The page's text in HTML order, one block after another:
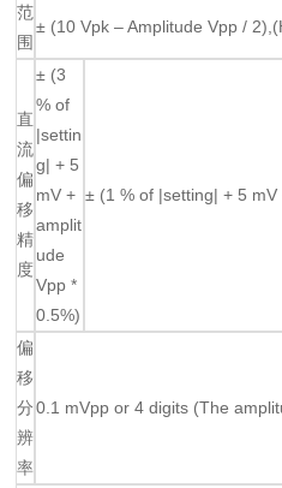
范
围
± (10 Vpk – Amplitude Vpp /
直
流
偏
移
精
度
± (3
% of
|settin
g| + 5
mV +
amplit
ude
Vpp *
0.5%)
± (1 % of |setting| + 5
偏
移
分
辨
率
0.1 mVpp or 4 digits (The